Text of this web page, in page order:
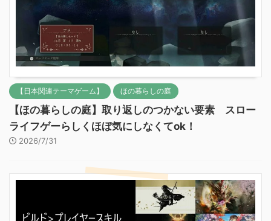
【日本関連テーマゲーム】 ほの暮らしの庭
【ほの暮らしの庭】取り返しのつかない要素 スロー
ライフゲーらしくほぼ気にしなくてok！
2026/7/31